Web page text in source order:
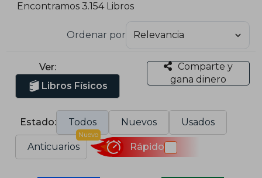
Encontramos 3.154 Libros
Ordenar por
Ver:
Libros Físicos
Comparte y
gana dinero
Estado: Todos Nuevos Usados
Anticuarios
Nuevo
Rápido